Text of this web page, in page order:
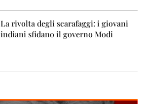
La rivolta degli scarafaggi: i giovani
indiani sfidano il governo Modi